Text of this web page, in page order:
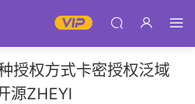
授权方式卡密授权泛域
源ZHEYI